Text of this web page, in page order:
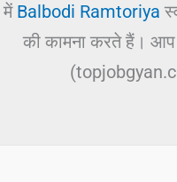
में Balbodi Ramtoriya
की कामना करते हैं।